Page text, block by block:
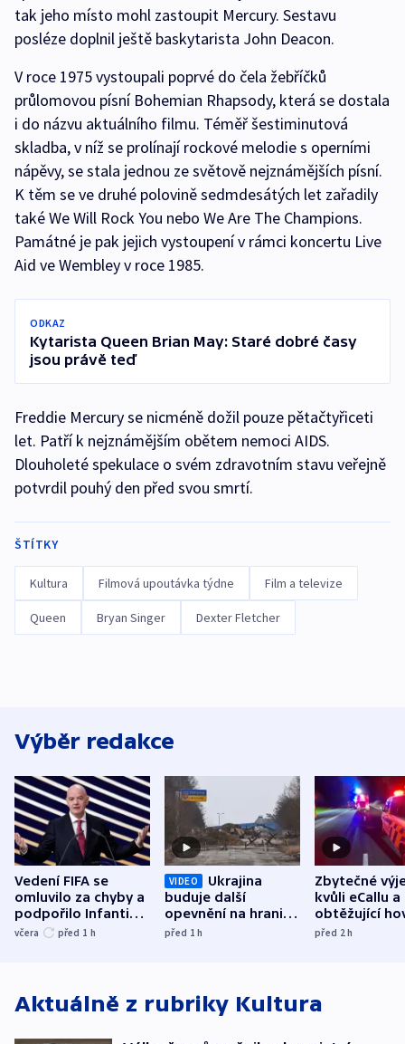
tak jeho místo mohl zastoupit Mercury. Sestavu
posléze doplnil ještě baskytarista John Deacon.
V roce 1975 vystoupali poprvé do čela žebříčků
průlomovou písní Bohemian Rhapsody, která se dostala
i do názvu aktuálního filmu. Téměř šestiminutová
skladba, v níž se prolínají rockové melodie s operními
nápěvy, se stala jednou ze světově nejznámějších písní.
K těm se ve druhé polovině sedmdesátých let zařadily
také We Will Rock You nebo We Are The Champions.
Památné je pak jejich vystoupení v rámci koncertu Live
Aid ve Wembley v roce 1985.
ODKAZ
Kytarista Queen Brian May: Staré dobré časy
jsou právě teď
Freddie Mercury se nicméně dožil pouze pětačtyřiceti
let. Patří k nejznámějším obětem nemoci AIDS.
Dlouholeté spekulace o svém zdravotním stavu veřejně
potvrdil pouhý den před svou smrtí.
ŠTÍTKY
Kultura Filmová upoutávka týdne Film a televize
Queen Bryan Singer Dexter Fletcher
Výběr redakce
Vedení FIFA se
omluvilo za chyby a
podpořilo Infantina.
UEFA trvá na
včera před 1 h
VIDEO
Ukrajina
buduje další
opevnění na hranici
s Běloruskem
před 1h
Zbytečné
kvůli eCallu a
obtěžující
zdržují
před 2h
Aktuálně z rubriky Kultura